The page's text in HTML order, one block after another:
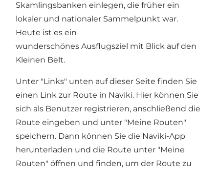
Skamlingsbanken einlegen, die früher ein
lokaler und nationaler Sammelpunkt war.
Heute ist es ein
wunderschönes Ausflugsziel mit Blick auf den
Kleinen Belt.
Unter "Links" unten auf dieser Seite finden Sie
einen Link zur Route in Naviki. Hier können Sie
sich als Benutzer registrieren, anschließend die
Route eingeben und unter "Meine Routen"
speichern. Dann können Sie die Naviki-App
herunterladen und die Route unter "Meine
Routen" öffnen und finden, um der Route zu